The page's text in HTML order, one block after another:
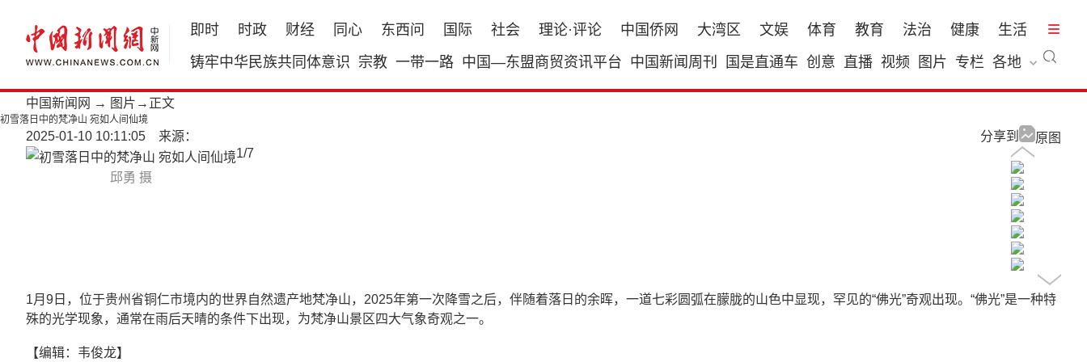
即时 时政 财经 同心 东西问 国际 社会 理论·评论 中国侨网 大湾区 文娱 体育 教育 法治 健康
生活
铸牢中华民族共同体意识 宗教 一带一路 中国—东盟商贸资讯平台 中国新闻周刊 国是直通车 创意 直播 视频 图片 专栏 各地
中国新闻网 → 图片 →正文
初雪落日中的梵净山 宛如人间仙境
2025-01-10 10:11:05 来源： 原图
分享到
邱勇 摄
1/7
1月9日，位于贵州省铜仁市境内的世界自然遗产地梵净山，2025年第一次降雪之后，伴随着落日的余晖，一道七彩圆弧在朦胧的山色中显现，罕见的“佛光”奇观出现。“佛光”是一种特
殊的光学现象，通常在雨后天晴的条件下出现，为梵净山景区四大气象奇观之一。
【编辑：韦俊龙】